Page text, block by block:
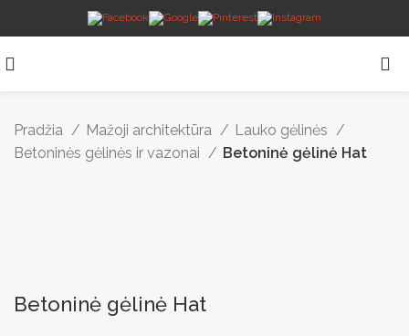
Pradžia Mažoji architektūra
Lauko gėlinės
Betoninės gėlinės ir vazonai
Betoninė gėlinė Hat
Betoninė gėlinė Hat